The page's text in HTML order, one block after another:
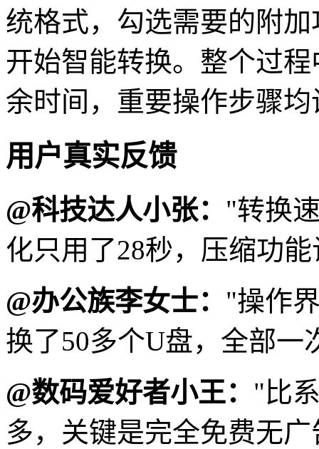
统格式，勾选需要的附
开始智能转换。整个过
余时间，重要操作步骤
用户真实反馈
@科技达人小张： "转换
化只用了28秒，压缩功
@办公族李女士： "操作
换了50多个U盘，全部一
@数码爱好者小王： "比
多，关键是完全免费无